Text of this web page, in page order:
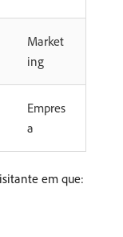
Market
ing
Empres
a
em que: